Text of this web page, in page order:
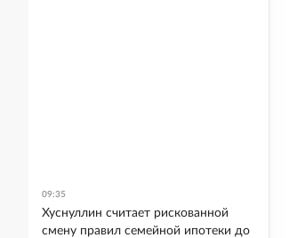
09:35
Хуснуллин считает рискованной
смену правил семейной ипотеки до